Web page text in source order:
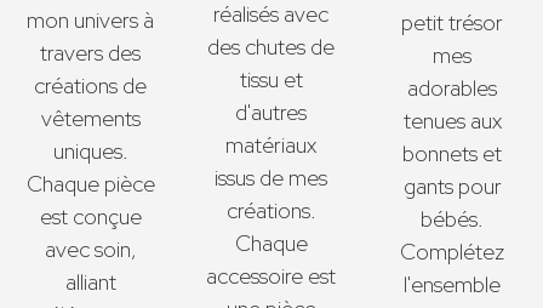
mon univers à
travers des
créations de
vêtements
uniques.
Chaque pièce
est conçue
avec soin,
alliant
réalisés avec
des chutes de
tissu et
d'autres
matériaux
issus de mes
créations.
Chaque
accessoire est
petit trésor
mes
adorables
tenues aux
bonnets et
gants pour
bébés.
Complétez
l'ensemble